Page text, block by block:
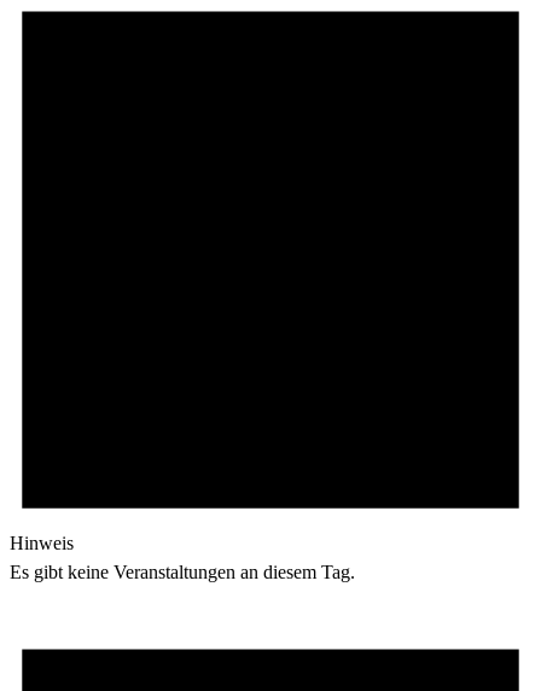
Hinweis
Es gibt keine Veranstaltungen an diesem Tag.